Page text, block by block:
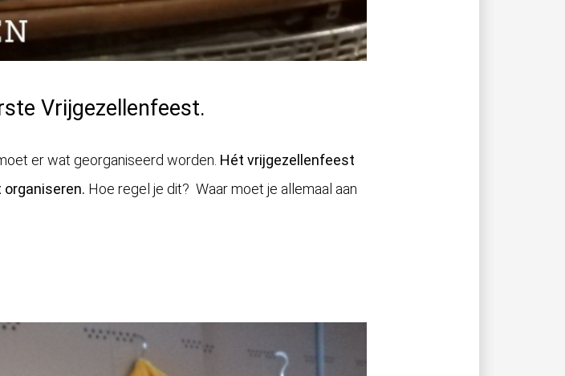
Vrijgezellenfeest.
er wat georganiseerd worden. Hét vrijgezellenfeest
organiseren. Hoe regel je dit? Waar moet je allemaal aan